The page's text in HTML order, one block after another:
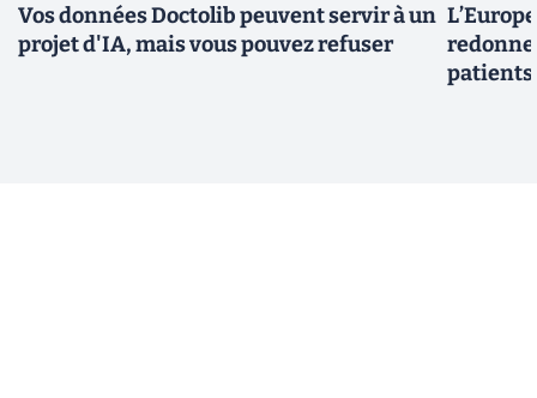
Vos données Doctolib peuvent servir à un
projet d'IA, mais vous pouvez refuser
patients